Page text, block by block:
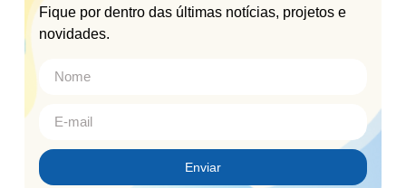
Fique por dentro das últimas notícias, projetos e
novidades.
Enviar